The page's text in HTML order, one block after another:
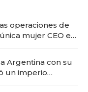
operaciones de
mujer CEO en
Argentina con su
un imperio